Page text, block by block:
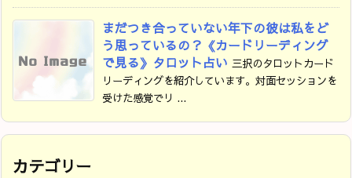
まだつき合っていない年下の彼は私をど
う思っているの？《カードリーディング
で見る》タロット占い 三択のタロットカード
リーディングを紹介しています。対面セッションを
受けた感覚でリ ...
カテゴリー